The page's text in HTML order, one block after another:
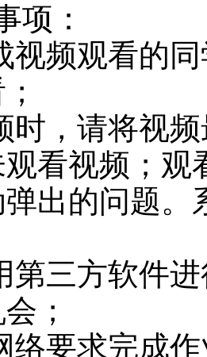
项：
视频观看的
时，请将视
看视频；观
出的问题。
第三方软件
；
络要求完成